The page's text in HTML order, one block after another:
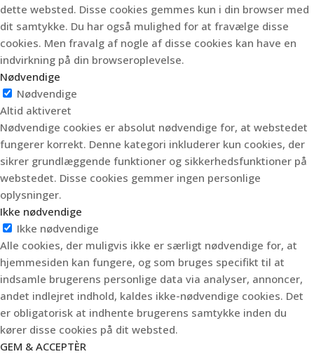
dette websted. Disse cookies gemmes kun i din browser med
dit samtykke. Du har også mulighed for at fravælge disse
cookies. Men fravalg af nogle af disse cookies kan have en
indvirkning på din browseroplevelse.
Nødvendige
Nødvendige
Altid aktiveret
Nødvendige cookies er absolut nødvendige for, at webstedet
fungerer korrekt. Denne kategori inkluderer kun cookies, der
sikrer grundlæggende funktioner og sikkerhedsfunktioner på
webstedet. Disse cookies gemmer ingen personlige
oplysninger.
Ikke nødvendige
Ikke nødvendige
Alle cookies, der muligvis ikke er særligt nødvendige for, at
hjemmesiden kan fungere, og som bruges specifikt til at
indsamle brugerens personlige data via analyser, annoncer,
andet indlejret indhold, kaldes ikke-nødvendige cookies. Det
er obligatorisk at indhente brugerens samtykke inden du
kører disse cookies på dit websted.
GEM & ACCEPTÈR